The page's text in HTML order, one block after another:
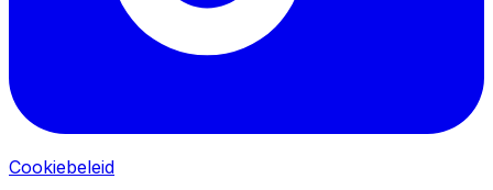
Cookiebeleid